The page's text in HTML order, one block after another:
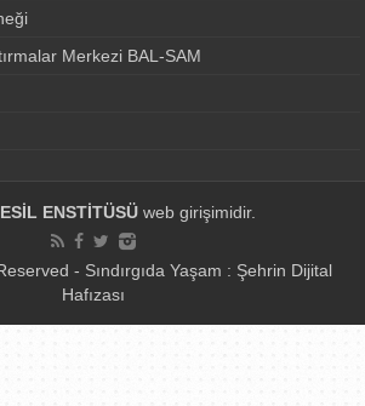
Merkezi BAL-SAM
ENSTİTÜSÜ web girişimidir.
- Sındırgıda Yaşam : Şehrin Dijital
Hafızası